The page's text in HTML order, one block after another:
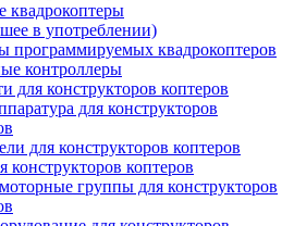
квадрокоптеры
в употреблении)
программируемых квадрокоптеров
контроллеры
для конструкторов коптеров
для конструкторов
для конструкторов коптеров
конструкторов коптеров
группы для конструкторов